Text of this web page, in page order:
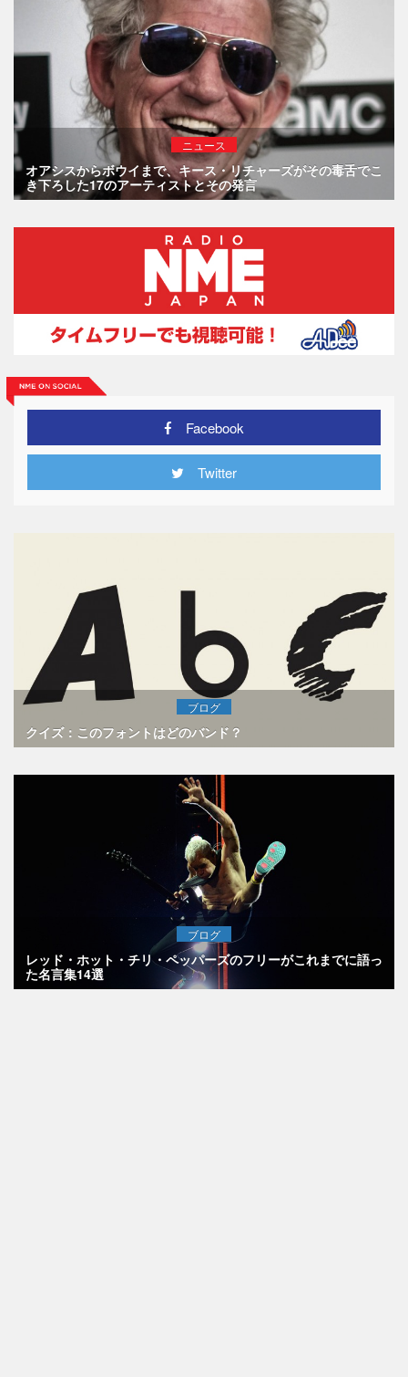
ニュース
オアシスからボウイまで、キース・リチャーズがその毒舌でこ
き下ろした17のアーティストとその発言
Facebook
Twitter
ブログ
クイズ：このフォントはどのバンド？
ブログ
レッド・ホット・チリ・ペッパーズのフリーがこれまでに語っ
た名言集14選